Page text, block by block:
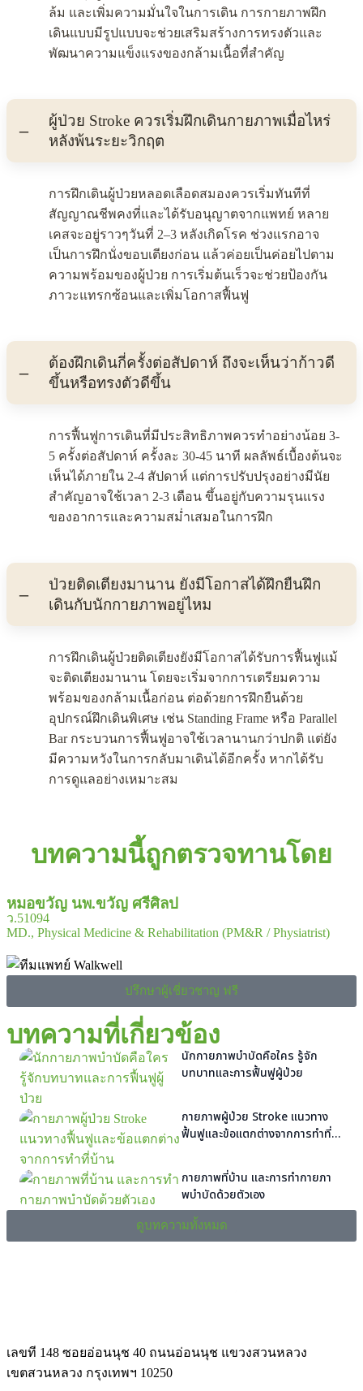
ล้ม และเพิ่มความมั่นใจในการเดิน การกายภาพฝึก
เดินแบบมีรูปแบบจะช่วยเสริมสร้างการทรงตัวและ
พัฒนาความแข็งแรงของกล้ามเนื้อที่สำคัญ
ผู้ป่วย Stroke ควรเริ่มฝึกเดินกายภาพเมื่อไหร่
หลังพ้นระยะวิกฤต
การฝึกเดินผู้ป่วยหลอดเลือดสมองควรเริ่มทันทีที่
สัญญาณชีพคงที่และได้รับอนุญาตจากแพทย์ หลาย
เคสจะอยู่ราวๆวันที่ 2–3 หลังเกิดโรค ช่วงแรกอาจ
เป็นการฝึกนั่งขอบเตียงก่อน แล้วค่อยเป็นค่อยไปตาม
ความพร้อมของผู้ป่วย การเริ่มต้นเร็วจะช่วยป้องกัน
ภาวะแทรกซ้อนและเพิ่มโอกาสฟื้นฟู
ต้องฝึกเดินกี่ครั้งต่อสัปดาห์ ถึงจะเห็นว่าก้าวดี
ขึ้นหรือทรงตัวดีขึ้น
การฟื้นฟูการเดินที่มีประสิทธิภาพควรทำอย่างน้อย 3-
5 ครั้งต่อสัปดาห์ ครั้งละ 30-45 นาที ผลลัพธ์เบื้องต้นจะ
เห็นได้ภายใน 2-4 สัปดาห์ แต่การปรับปรุงอย่างมีนัย
สำคัญอาจใช้เวลา 2-3 เดือน ขึ้นอยู่กับความรุนแรง
ของอาการและความสม่ำเสมอในการฝึก
ป่วยติดเตียงมานาน ยังมีโอกาสได้ฝึกยืนฝึก
เดินกับนักกายภาพอยู่ไหม
การฝึกเดินผู้ป่วยติดเตียงยังมีโอกาสได้รับการฟื้นฟูแม้
จะติดเตียงมานาน โดยจะเริ่มจากการเตรียมความ
พร้อมของกล้ามเนื้อก่อน ต่อด้วยการฝึกยืนด้วย
อุปกรณ์ฝึกเดินพิเศษ เช่น Standing Frame หรือ Parallel
Bar กระบวนการฟื้นฟูอาจใช้เวลานานกว่าปกติ แต่ยัง
มีความหวังในการกลับมาเดินได้อีกครั้ง หากได้รับ
การดูแลอย่างเหมาะสม
บทความนี้ถูกตรวจทานโดย
หมอขวัญ นพ.ขวัญ ศรีศิลป
ว.51094
MD., Physical Medicine & Rehabilitation (PM&R / Physiatrist)
ปรึกษาผู้เชี่ยวชาญ ฟรี
บทความที่เกี่ยวข้อง
นักกายภาพบำบัดคือใคร รู้จัก
บทบาทและการฟื้นฟูผู้ป่วย
กายภาพผู้ป่วย Stroke แนวทาง
ฟื้นฟูและข้อแตกต่างจากการทำที่
กายภาพที่บ้าน และการทํากายภา
พบําบัดด้วยตัวเอง
ดูบทความทั้งหมด
เลขที 148 ซอยอ่อนนุช 40 ถนนอ่อนนุช แขวงสวนหลวง
เขตสวนหลวง กรุงเทพฯ 10250